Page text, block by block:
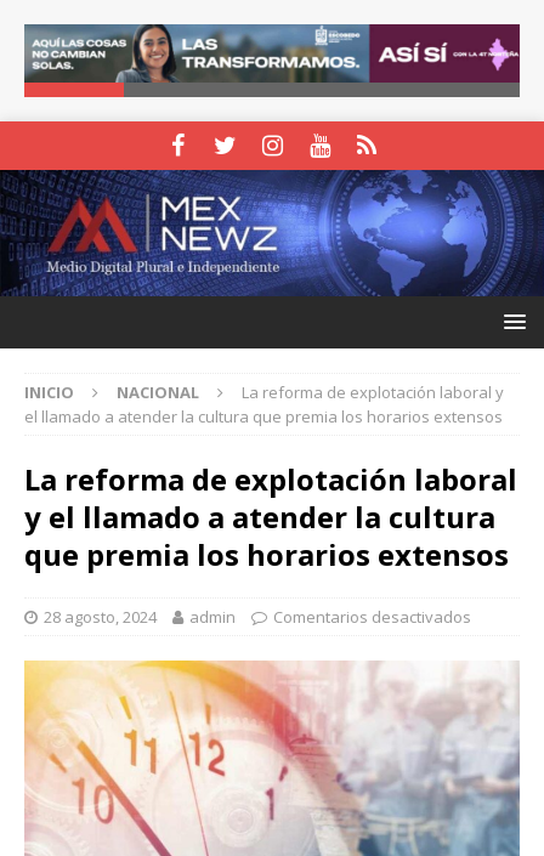
INICIO NACIONAL
La reforma de explotación laboral y
el llamado a atender la cultura que premia los horarios extensos
La reforma de explotación laboral
y el llamado a atender la cultura
que premia los horarios extensos
28 agosto, 2024 admin Comentarios desactivados